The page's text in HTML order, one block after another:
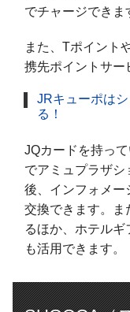
でチャージできま
また、Tポイント
携先ポイントサー
JRキューポは
る！
JQカードを持っ
でアミュプラザ
後、インフォメー
交換できます。ま
るほか、ホテル
も活用できます。